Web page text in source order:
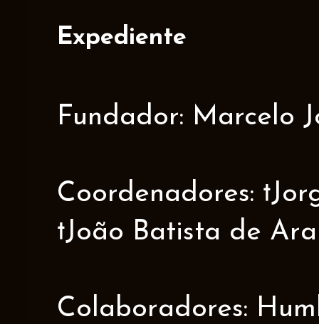
Expediente
Fundador: Marcelo
Coordenadores:
†João Batista de
Colaboradores: